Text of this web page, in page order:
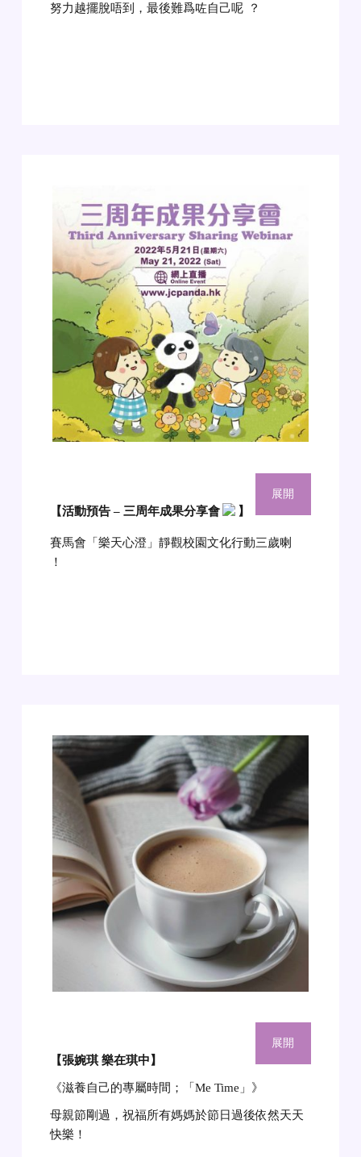
努力越擺脫唔到，最後難爲咗自己呢
？
【活動預告 – 三周年成果分享會 】
賽馬會「樂天心澄」靜觀校園文化行動三歲喇
！
展開
【張婉琪 樂在琪中 】
《滋養自己的專屬時間；「Me Time」》
母親節剛過，祝福所有媽媽於節日過後依然天天
快樂！
展開